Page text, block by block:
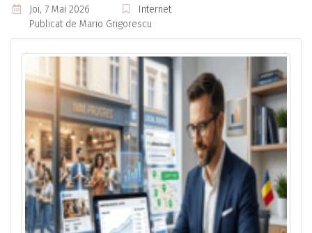
Joi, 7 Mai 2026
Internet
Publicat de Mario Grigorescu